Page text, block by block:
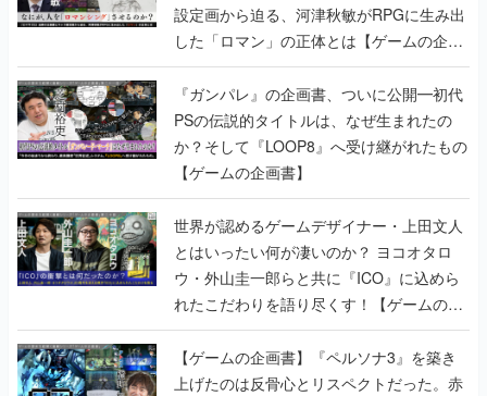
設定画から迫る、河津秋敏がRPGに生み出
した「ロマン」の正体とは【ゲームの企画
書】
『ガンパレ』の企画書、ついに公開━初代
PSの伝説的タイトルは、なぜ生まれたの
か？そして『LOOP8』へ受け継がれたもの
【ゲームの企画書】
世界が認めるゲームデザイナー・上田文人
とはいったい何が凄いのか？ ヨコオタロ
ウ・外山圭一郎らと共に『ICO』に込めら
れたこだわりを語り尽くす！【ゲームの企
画書】
【ゲームの企画書】『ペルソナ3』を築き
上げたのは反骨心とリスペクトだった。赤